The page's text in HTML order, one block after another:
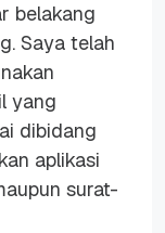
belakang
Saya telah
yang
dibidang
aplikasi
surat-